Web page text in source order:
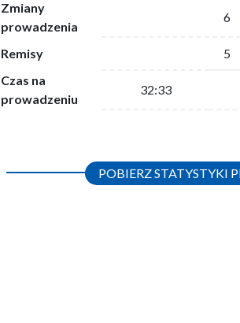
Zmiany
prowadzenia
6
Remisy
5
Czas na
prowadzeniu
32:33
POBIERZ STATYSTYKI